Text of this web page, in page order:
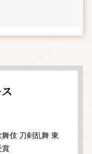
舞伎 刀剣乱舞 東
賞